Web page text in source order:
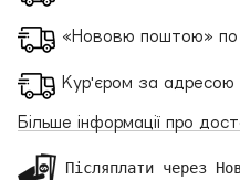
«Нововю поштою» по
Кур'єром за адресою
Більше інформації про
Післяплати через